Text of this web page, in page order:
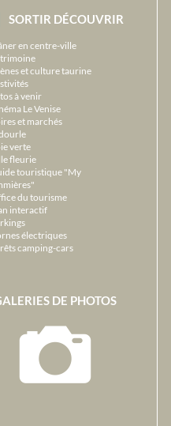
SORTIR DÉCOUVRIR
en centre-ville
et culture taurine
à venir
Le Venise
et marchés
verte
fleurie
touristique "My
du tourisme
interactif
électriques
camping-cars
DE PHOTOS